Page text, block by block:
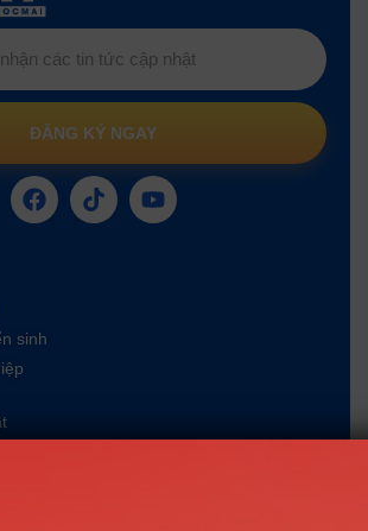
ĐĂNG KÝ NGAY
sinh